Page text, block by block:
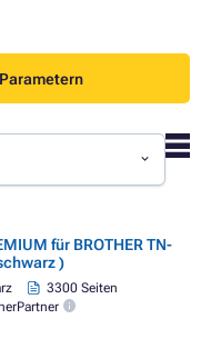
für BROTHER TN-
)
3300 Seiten